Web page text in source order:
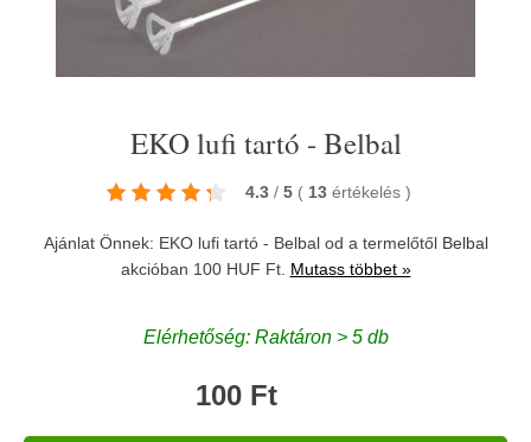
EKO lufi tartó - Belbal
4.3 / 5 ( 13 értékelés )
Ajánlat Önnek: EKO lufi tartó - Belbal od a termelőtől Belbal
akcióban 100 HUF Ft. Mutass többet »
Elérhetőség: Raktáron > 5 db
100 Ft